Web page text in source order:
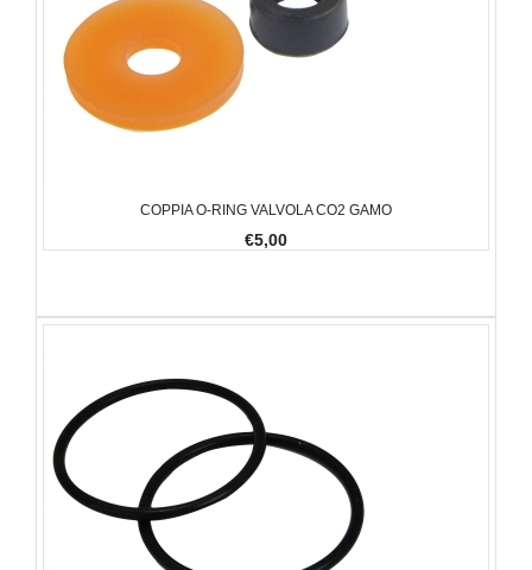
COPPIA O-RING VALVOLA CO2 GAMO
€5,00